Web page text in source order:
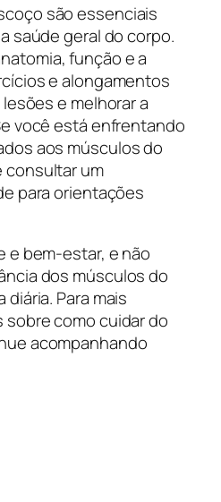
são essenciais
saúde geral do corpo.
função e a
e alongamentos
e melhorar a
você está enfrentando
aos músculos do
consultar um
para orientações
e bem-estar, e não
dos músculos do
Para mais
como cuidar do
acompanhando